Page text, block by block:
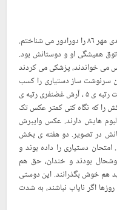
میرعطاالله صلابتی، یا همان عطای معروف ورودی مهر ۸۶ را دورادور می شناختم.
که پاتوق همیشگی او و دوستانش بود.
می خواندند، پزشکی می کردند
سرنوشت ساز دستیاری را کسب
کرده اند: عطا صلابتی رتبه ی یک، محمد سعادت رتبه ی ۵ ، آرش غضنفری رتبه ی
عکس های فیسبوکش را که نگاه کنی کمتر عکس تک
هایش دارند. عکس وایبرش
در تصویر. دو هفته ی بخش
دستیاری را داده بوند و
بودند و خندان، حق هم
هم خوش بگذرانند. این دوستی
اگر نایاب نباشند، به شدت